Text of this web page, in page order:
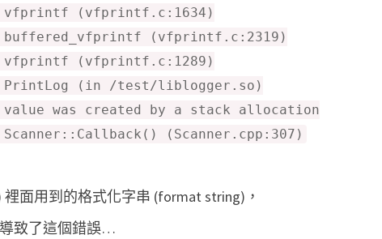
U
s
e
o
f
u
n
i
vfprintf (vfprintf.c:1634)
buffered_vfprintf (vfprintf.c:2319)
vfprintf (vfprintf.c:1289)
PrintLog (in /test/liblogger.so)
value was created by a stack allocation
Scanner::Callback() (Scanner.cpp:307)
面用到的格式化字串 (format string)，
致了這個錯誤…